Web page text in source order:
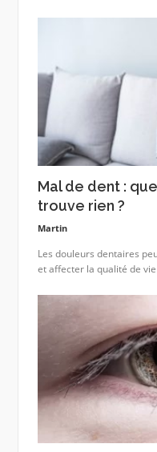
Mal de dent :
trouve rien ?
Martin
Les douleurs dentaires
et affecter la qualité de vie